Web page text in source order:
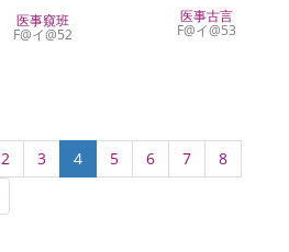
医事窺班
F@イ@52
医事古言
F@イ@53
Page
2 Page
3
Current
page
4 Page
5 Page
6 Page
7 Page
8